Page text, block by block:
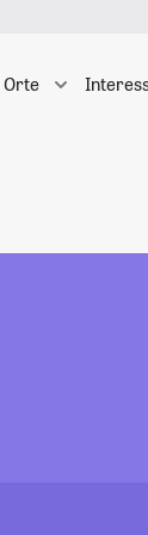
Orte